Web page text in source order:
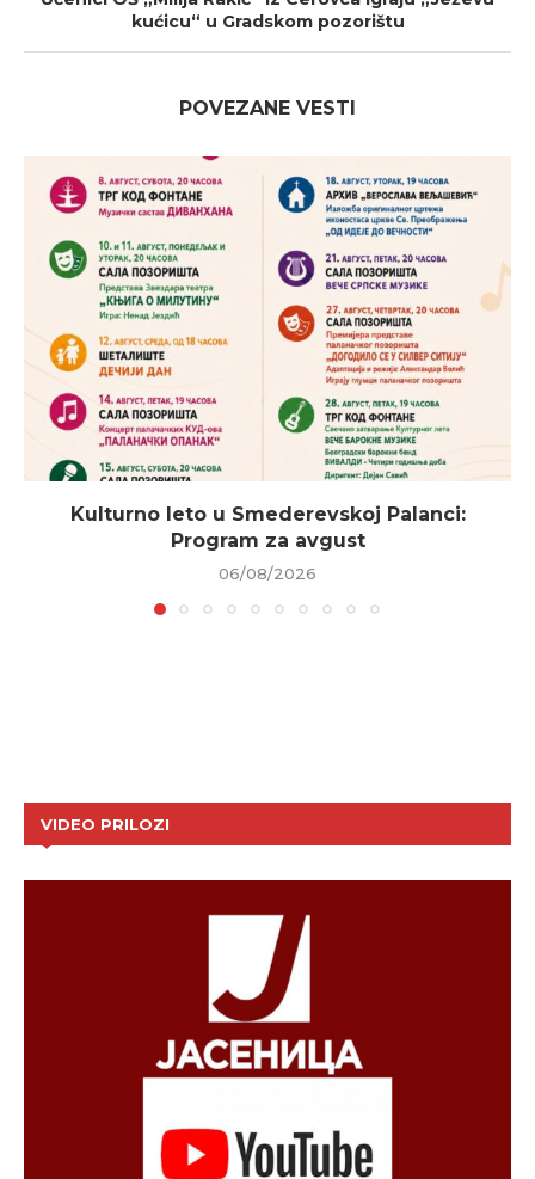
kućicu“ u Gradskom pozorištu
POVEZANE VESTI
Kulturno leto u Smederevskoj Palanci:
Program za avgust
06/08/2026
VIDEO PRILOZI